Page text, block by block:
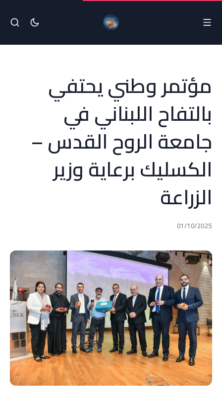
مؤتمر وطني يحتفي
بالتفاح اللبناني في
جامعة الروح القدس –
الكسليك برعاية وزير
الزراعة
01/10/2025